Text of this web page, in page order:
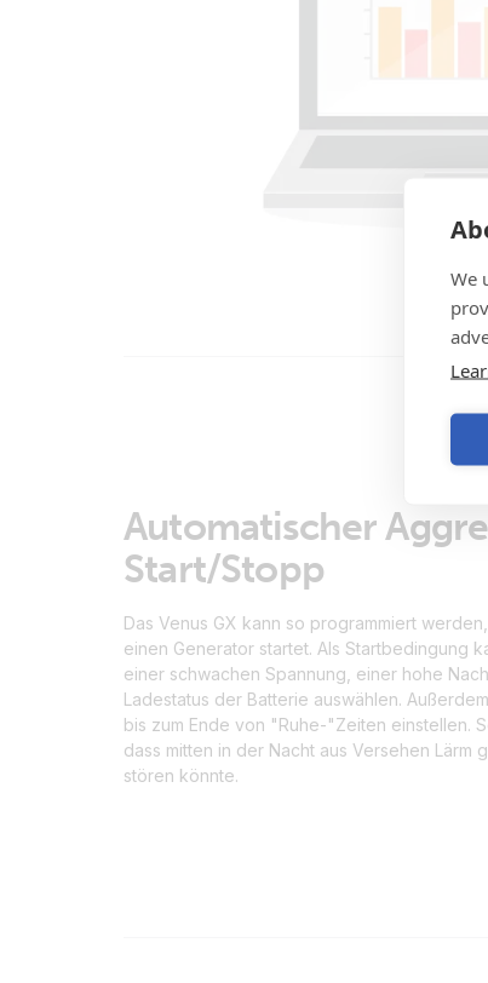
We
Automatischer
Start/Stopp
Das Venus GX kann so programmiert
einen Generator startet. Als Startbedingung
einer schwachen Spannung, einer hohe
Ladestatus der Batterie auswählen.
bis zum Ende von "Ruhe-"Zeiten einstellen.
dass mitten in der Nacht aus Versehen Lärm
stören könnte.